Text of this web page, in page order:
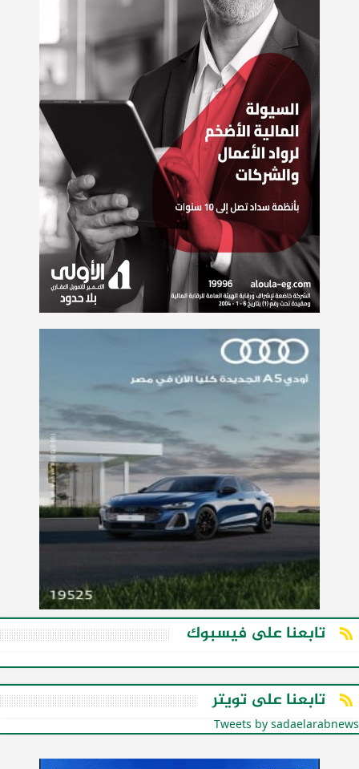
تابعنا على فيسبوك
تابعنا على تويتر
Tweets by sadaelarabnews